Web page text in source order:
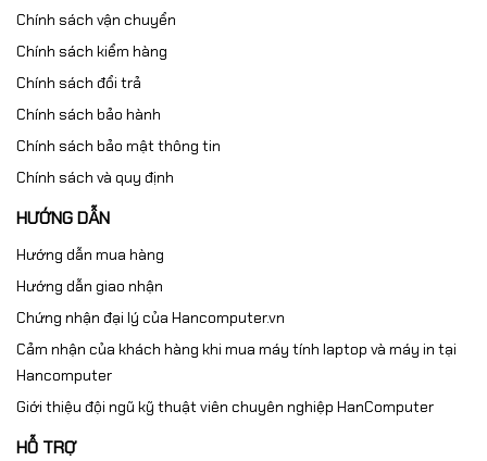
Chính sách vận chuyển
Chính sách kiểm hàng
Chính sách đổi trả
Chính sách bảo hành
Chính sách bảo mật thông tin
Chính sách và quy định
HƯỚNG DẪN
Hướng dẫn mua hàng
Hướng dẫn giao nhận
Chứng nhận đại lý của Hancomputer.vn
Cảm nhận của khách hàng khi mua máy tính laptop và máy in tại
Hancomputer
Giới thiệu đội ngũ kỹ thuật viên chuyên nghiệp HanComputer
HỖ TRỢ